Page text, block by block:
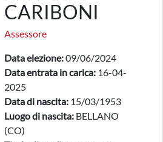
CARIBONI
Assessore
Data elezione:09/06/2024
Data entrata in carica: 16-04-
2025
Data di nascita: 15/03/1953
Luogo di nascita: BELLANO
(CO)